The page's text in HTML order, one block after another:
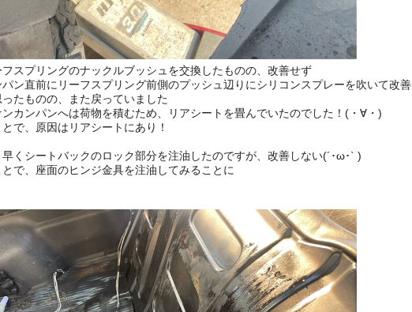
フスプリングのナックルブッシュを交換したものの、改善せず
ン直前にリーフスプリング前側のプッシュ辺りにシリコンスプレーを吹いて改善
ったものの、また戻っていました
ンカンパンへは荷物を積むため、リアシートを畳んでいたのでした！(・∀・)
で、原因はリアシートにあり！
くシートバックのロック部分を注油したのですが、改善しない(´･ω･` )
とで、座面のヒンジ金具を注油してみることに